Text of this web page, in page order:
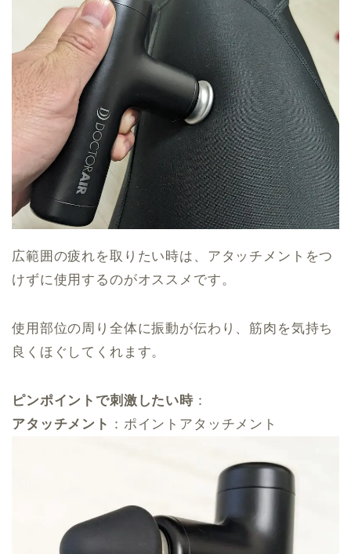
広範囲の疲れを取りたい時は、アタッチメントをつ
けずに使用するのがオススメです。
使用部位の周り全体に振動が伝わり、筋肉を気持ち
良くほぐしてくれます。
ピンポイントで刺激したい時 ：
アタッチメント ：ポイントアタッチメント